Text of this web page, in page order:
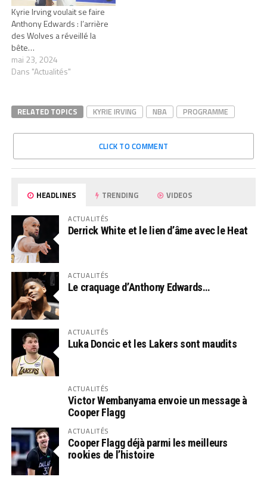
Kyrie Irving voulait se faire
Anthony Edwards : l’arrière
des Wolves a réveillé la
bête…
mai 23, 2024
Dans "Actualités"
RELATED TOPICS KYRIE IRVING NBA PROGRAMME
CLICK TO COMMENT
HEADLINES TRENDING VIDEOS
ACTUALITÉS
Derrick White et le lien d’âme avec le Heat
ACTUALITÉS
Le craquage d’Anthony Edwards…
ACTUALITÉS
Luka Doncic et les Lakers sont maudits
ACTUALITÉS
Victor Wembanyama envoie un message à
Cooper Flagg
ACTUALITÉS
Cooper Flagg déjà parmi les meilleurs
rookies de l’histoire